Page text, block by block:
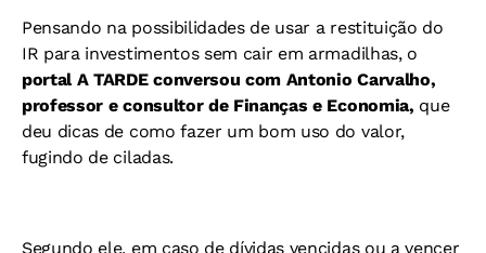
Pensando na possibilidades de usar a restituição do
IR para investimentos sem cair em armadilhas, o
portal A TARDE conversou com Antonio Carvalho,
professor e consultor de Finanças e Economia, que
deu dicas de como fazer um bom uso do valor,
fugindo de ciladas.
Segundo ele, em caso de dívidas vencidas ou a vencer